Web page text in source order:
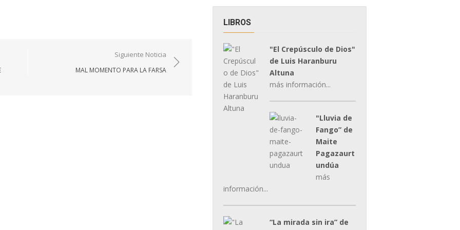
Siguiente Noticia
MAL MOMENTO PARA LA FARSA
LIBROS
"El Crepúsculo de Dios"
de Luis Haranburu
Altuna
más información...
"Lluvia de
Fango” de
Maite
Pagazaurt
undúa
más
información...
“La mirada sin ira” de